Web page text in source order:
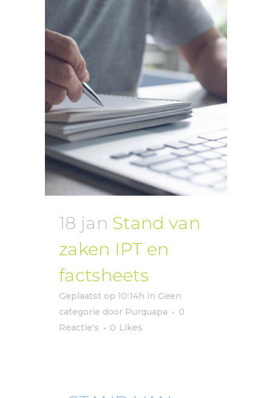
18 jan Stand van
zaken IPT en
factsheets
Geplaatst op 10:14h in Geen
categorie door Purquapa
0
Reactie's
0 Likes